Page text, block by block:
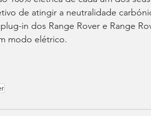
de atingir a neutralidade
in dos Range Rover e Range
modo elétrico.